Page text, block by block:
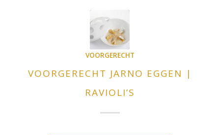
VOORGERECHT
VOORGERECHT JARNO EGGEN |
RAVIOLI’S